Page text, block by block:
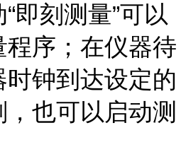
即刻测量”可以
序；在仪器待
钟到达设定的
也可以启动测